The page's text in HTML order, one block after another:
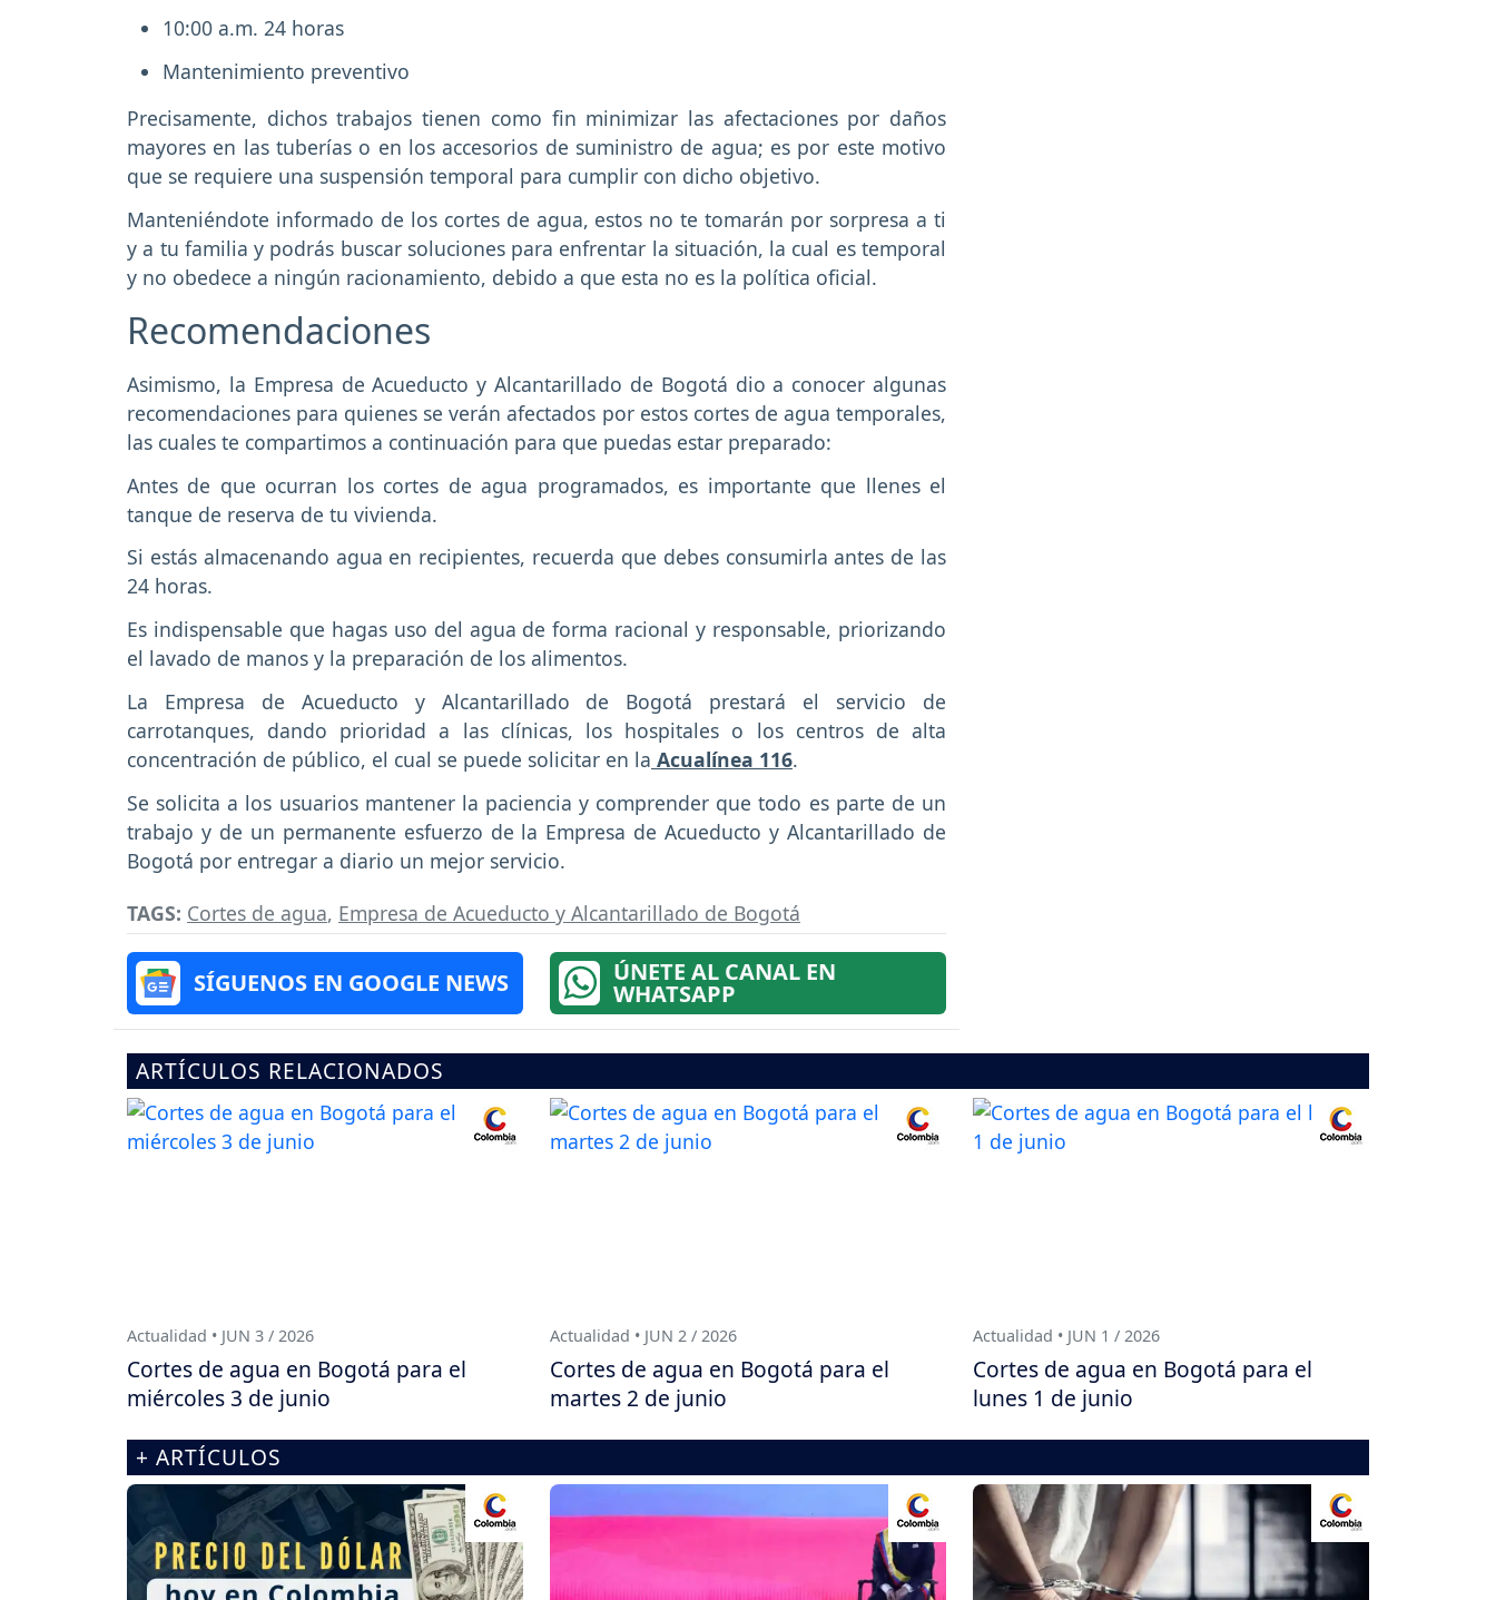
10:00 a.m. 24 horas
Mantenimiento preventivo
Precisamente, dichos trabajos tienen como fin minimizar las afectaciones por daños
mayores en las tuberías o en los accesorios de suministro de agua; es por este motivo
que se requiere una suspensión temporal para cumplir con dicho objetivo.
Manteniéndote informado de los cortes de agua, estos no te tomarán por sorpresa a ti
y a tu familia y podrás buscar soluciones para enfrentar la situación, la cual es temporal
y no obedece a ningún racionamiento, debido a que esta no es la política oficial.
Recomendaciones
Asimismo, la Empresa de Acueducto y Alcantarillado de Bogotá dio a conocer algunas
recomendaciones para quienes se verán afectados por estos cortes de agua temporales,
las cuales te compartimos a continuación para que puedas estar preparado:
Antes de que ocurran los cortes de agua programados, es importante que llenes el
tanque de reserva de tu vivienda.
Si estás almacenando agua en recipientes, recuerda que debes consumirla antes de las
24 horas.
Es indispensable que hagas uso del agua de forma racional y responsable, priorizando
el lavado de manos y la preparación de los alimentos.
La Empresa de Acueducto y Alcantarillado de Bogotá prestará el servicio de
carrotanques, dando prioridad a las clínicas, los hospitales o los centros de alta
concentración de público, el cual se puede solicitar en la Acualínea 116.
Se solicita a los usuarios mantener la paciencia y comprender que todo es parte de un
trabajo y de un permanente esfuerzo de la Empresa de Acueducto y Alcantarillado de
Bogotá por entregar a diario un mejor servicio.
TAGS: Cortes de agua, Empresa de Acueducto y Alcantarillado de Bogotá
SÍGUENOS EN GOOGLE NEWS ÚNETE AL CANAL EN
WHATSAPP
ARTÍCULOS RELACIONADOS
Actualidad • JUN 3 / 2026
Cortes de agua en Bogotá para el
miércoles 3 de junio
Actualidad • JUN 2 / 2026
Cortes de agua en Bogotá para el
martes 2 de junio
Actualidad • JUN 1 / 2026
Cortes de agua en Bogotá para el
lunes 1 de junio
+ ARTÍCULOS